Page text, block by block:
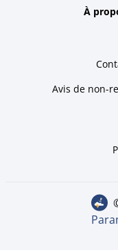
À
Avis de non-